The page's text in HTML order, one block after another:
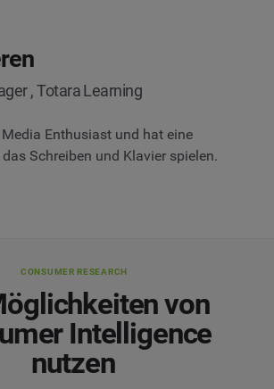
, Totara Learning
Enthusiast und hat eine
Schreiben und Klavier spielen.
CONSUMER RESEARCH
von
Intelligence
nutzen